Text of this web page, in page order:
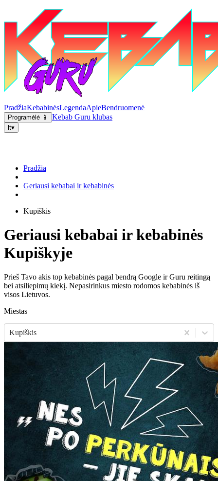
PradžiaKebabinėsLegendaApieBendruomenė
Programėlė 📱 Kebab Guru klubas
lt▾
Pradžia
Geriausi kebabai ir kebabinės
Kupiškis
Geriausi kebabai ir kebabinės
Kupiškyje
Prieš Tavo akis top kebabinės pagal bendrą Google ir Guru reitingą
bei atsiliepimų kiekį. Nepasirinkus miesto rodomos kebabinės iš
visos Lietuvos.
Miestas
Kupiškis